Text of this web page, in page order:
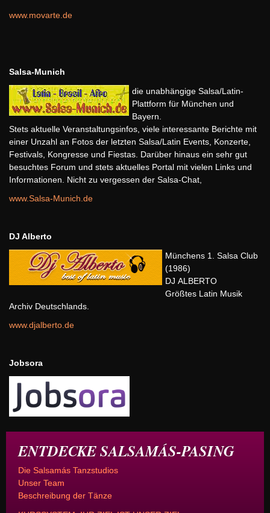
www.movarte.de
Salsa-Munich
die unabhängige Salsa/Latin-
Plattform für München und
Bayern.
Stets aktuelle Veranstaltungsinfos, viele interessante Berichte mit
einer Unzahl an Fotos der letzten Salsa/Latin Events, Konzerte,
Festivals, Kongresse und Fiestas. Darüber hinaus ein sehr gut
besuchtes Forum und stets aktuelles Portal mit vielen Links und
Informationen. Nicht zu vergessen der Salsa-Chat,
www.Salsa-Munich.de
DJ Alberto
Münchens 1. Salsa Club
(1986)
DJ ALBERTO
Größtes Latin Musik
Archiv Deutschlands.
www.djalberto.de
Jobsora
ENTDECKE SALSAMÁS-PASING
Die Salsamás Tanzstudios
Unser Team
Beschreibung der Tänze